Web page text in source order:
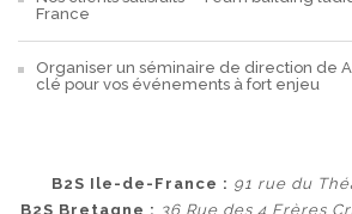
France
Organiser un séminaire de direction de
clé pour vos événements à fort enjeu
B2S Ile-de-France : 91 rue du
B2S Bretagne : 36 Rue des 4 Frères